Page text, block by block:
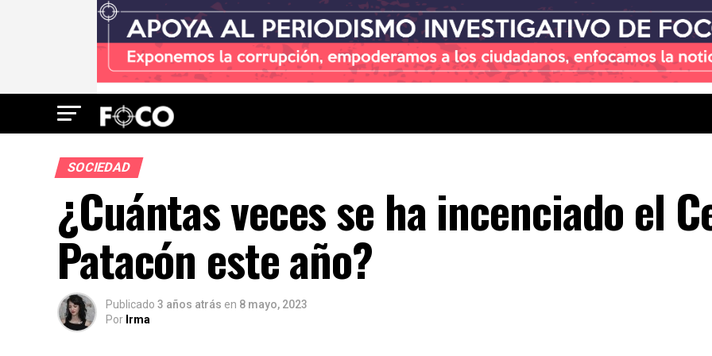
SOCIEDAD
¿Cuántas veces se ha incenciado el
Patacón este año?
Publicado 3 años atrás en 8 mayo, 2023
Por Irma